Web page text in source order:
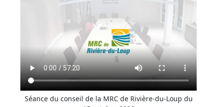
Séance du conseil de la MRC de Rivière-du-Loup du